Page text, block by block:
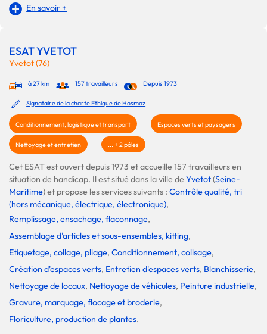
En savoir +
ESAT YVETOT
Yvetot (76)
à 27 km 157 travailleurs Depuis 1973
Signataire de la charte Ethique de Hosmoz
Conditionnement, logistique et transport Espaces verts et paysagers
Nettoyage et entretien ... + 2 pôles
Cet ESAT est ouvert depuis 1973 et accueille 157 travailleurs en
situation de handicap. Il est situé dans la ville deYvetot(Seine-
Maritime) et propose les services suivants : Contrôle qualité, tri
(hors mécanique, électrique, électronique),
Remplissage, ensachage, flaconnage,
Assemblage d'articles et sous-ensembles, kitting,
Etiquetage, collage, pliage, Conditionnement, colisage,
Création d'espaces verts, Entretien d'espaces verts, Blanchisserie,
Nettoyage de locaux, Nettoyage de véhicules, Peinture industrielle,
Gravure, marquage, flocage et broderie,
Floriculture, production de plantes.